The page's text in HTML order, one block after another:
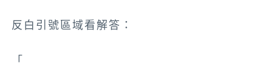
反白引號區域看解答：
「